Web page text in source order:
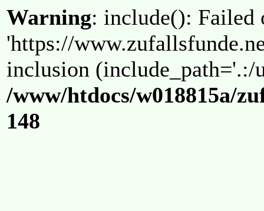
Warning: include(): Failed
'https://
inclusion (include_path='.:/
/www/htdocs/w018815a/
148